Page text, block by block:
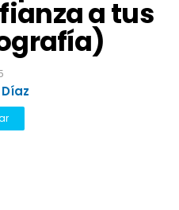
a tus